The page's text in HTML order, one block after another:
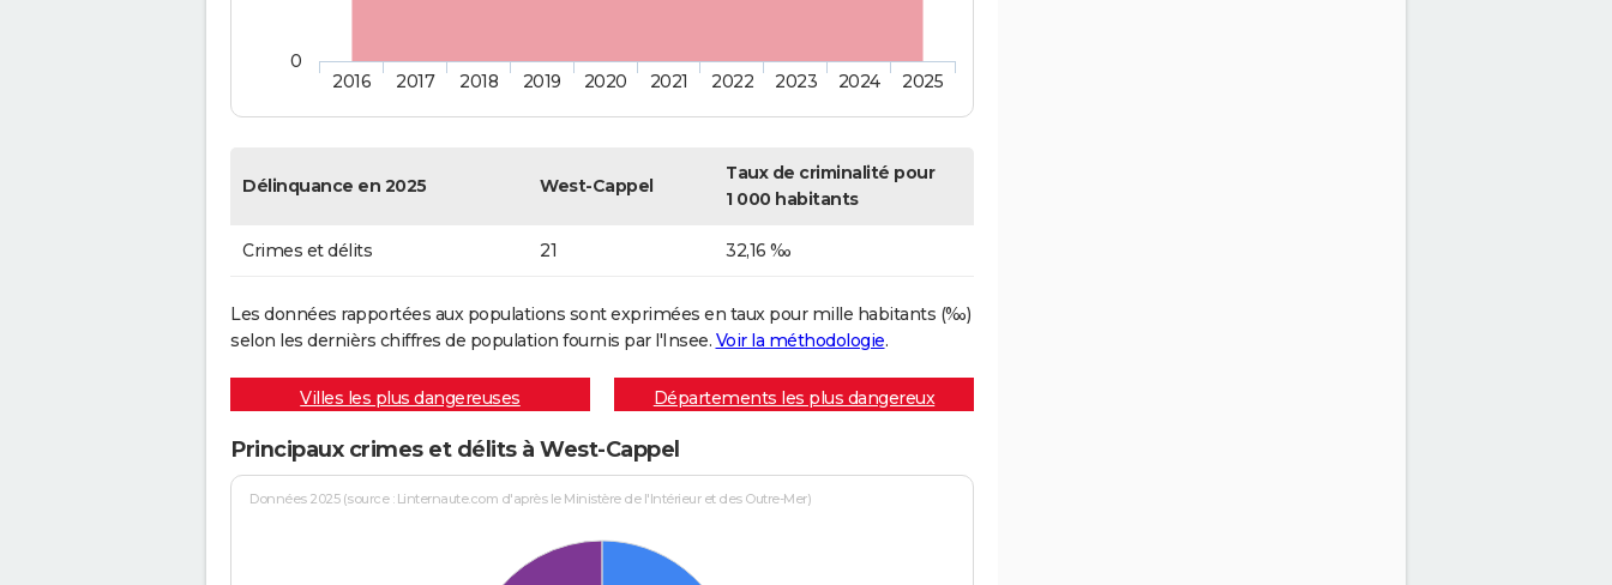
2016 2017 2018 2019 2020 2021 2022 2023 2024 2025
0
Délinquance en 2025 West-Cappel
Taux de criminalité pour
1 000 habitants
Crimes et délits 21 32,16 ‰
Les données rapportées aux populations sont exprimées en taux pour mille habitants (‰)
selon les dernièrs chiffres de population fournis par l'Insee. Voir la méthodologie.
Villes les plus dangereuses Départements les plus dangereux
Principaux crimes et délits à West-Cappel
Données 2025 (source : Linternaute.com d'après le Ministère de l'Intérieur et des Outre-Mer)